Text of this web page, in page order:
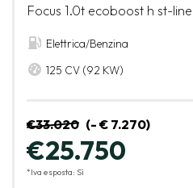
Focus 1.0t ecoboost h st-
Elettrica/Benzina
125 CV (92 KW)
€33.020 (- € 7.270)
€25.750
*Iva esposta: Sì